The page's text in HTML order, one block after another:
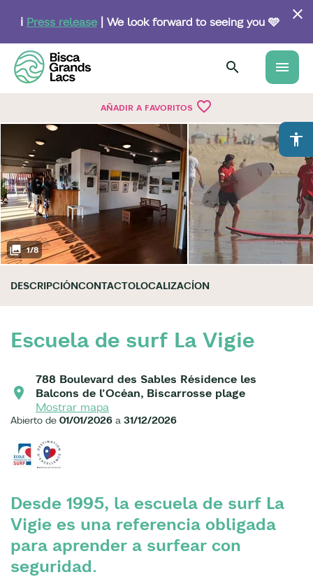
content
ℹ️ Press release| We look forward to seeing you 🩵
menu
AÑADIR A FAVORITOS favorite_border
accessibility
1/8
DESCRIPCIÓNCONTACTOLOCALIZACÍON
Escuela de surf La Vigie
788 Boulevard des Sables Résidence les
Balcons de l'Océan, Biscarrosse plage
Mostrar mapa
Abierto de 01/01/2026 a 31/12/2026
Desde 1995, la escuela de surf La
Vigie es una referencia obligada
para aprender a surfear con
seguridad.